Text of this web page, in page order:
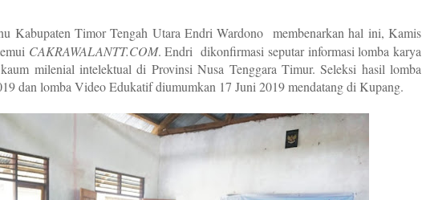
Kabupaten Timor Tengah Utara Endri Wardono membenarkan hal ini, Kamis
CAKRAWALANTT.COM. Endri dikonfirmasi seputar informasi lomba karya
milenial intelektual di Provinsi Nusa Tenggara Timur. Seleksi hasil lomba
dan lomba Video Edukatif diumumkan 17 Juni 2019 mendatang di Kupang.